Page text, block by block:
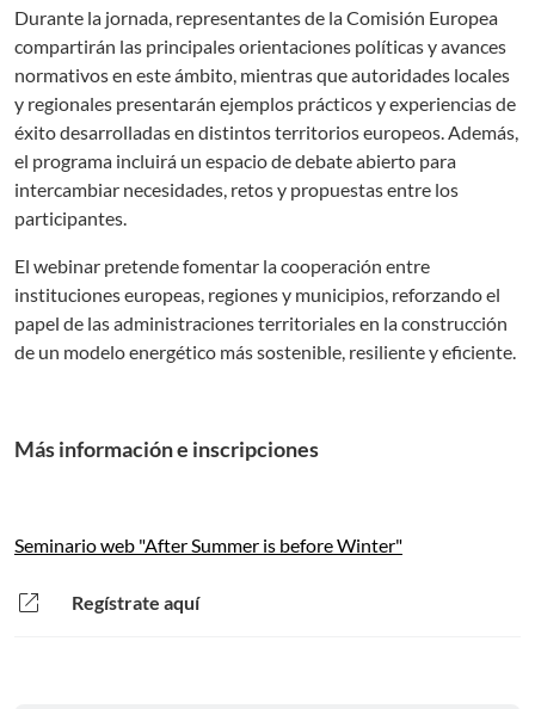
Durante la jornada, representantes de la Comisión Europea
compartirán las principales orientaciones políticas y avances
normativos en este ámbito, mientras que autoridades locales
y regionales presentarán ejemplos prácticos y experiencias de
éxito desarrolladas en distintos territorios europeos. Además,
el programa incluirá un espacio de debate abierto para
intercambiar necesidades, retos y propuestas entre los
participantes.
El webinar pretende fomentar la cooperación entre
instituciones europeas, regiones y municipios, reforzando el
papel de las administraciones territoriales en la construcción
de un modelo energético más sostenible, resiliente y eficiente.
Más información e inscripciones
Seminario web "After Summer is before Winter"
open_in_new Regístrate aquí